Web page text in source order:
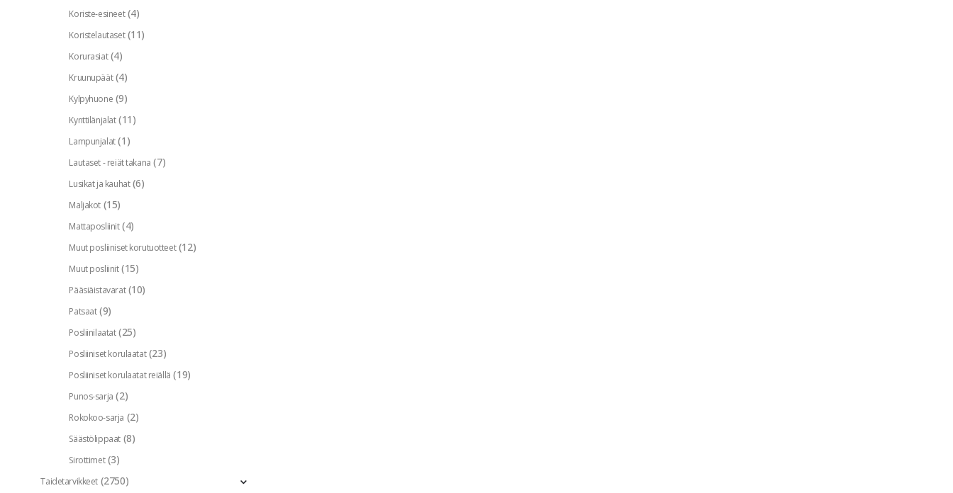
Koriste-esineet (4)
Koristelautaset (11)
Korurasiat (4)
Kruunupäät (4)
Kylpyhuone (9)
Kynttilänjalat (11)
Lampunjalat (1)
Lautaset - reiät takana (7)
Lusikat ja kauhat (6)
Maljakot (15)
Mattaposliinit (4)
Muut posliiniset korutuotteet (12)
Muut posliinit (15)
Pääsiäistavarat (10)
Patsaat (9)
Posliinilaatat (25)
Posliiniset korulaatat (23)
Posliiniset korulaatat reiällä (19)
Punos-sarja (2)
Rokokoo-sarja (2)
Säästölippaat (8)
Sirottimet (3)
Taidetarvikkeet (2750)